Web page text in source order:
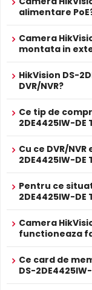
True WDR
TRUE WDR
camerei HikVision
zone cu contrast
clare pe intreaga
Alarma
Alarma
si 1
Alte functii
Livrat
DS-
1602ZJ.
Alimentare
12V DC
Sursa
Alimentare
POE
Se
NVR sau
Prospect
tehnic
* Specificatiile tehnice
caracter informativ.
alimentare
Camera
montata in
HikVision DS-
DVR/NVR?
Ce tip de
2DE4425IW-DE
Cu ce DVR/
2DE4425IW-DE
Pentru ce
2DE4425IW-DE
Camera
functioneaza
Ce card de
DS-